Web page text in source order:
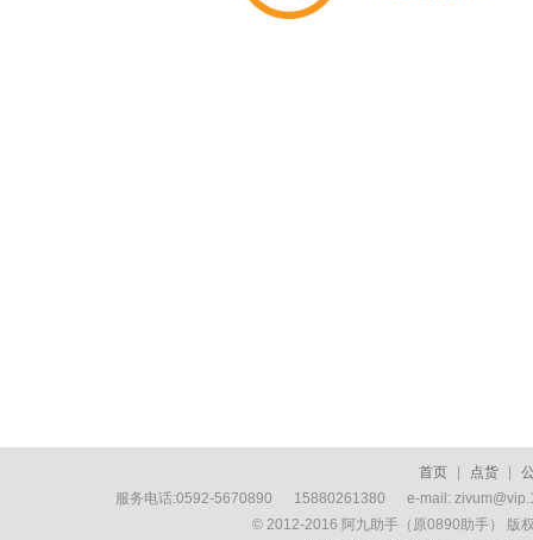
首页 点货
服务电话:0592-5670890 15880261380 e-mail:
© 2012-2016 阿九助手（原0890助手） 版